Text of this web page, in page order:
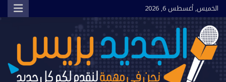
Skip
to
content
الخميس, أغسطس 6, 2026